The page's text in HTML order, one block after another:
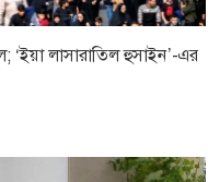
‘ইয়া লাসারাতিল হুসাইন’-এর